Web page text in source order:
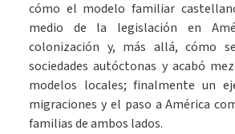
cómo el modelo familiar
medio de la legislación en
colonización y, más allá, cómo
sociedades autóctonas y acabó
modelos locales; finalmente un
migraciones y el paso a América
familias de ambos lados.